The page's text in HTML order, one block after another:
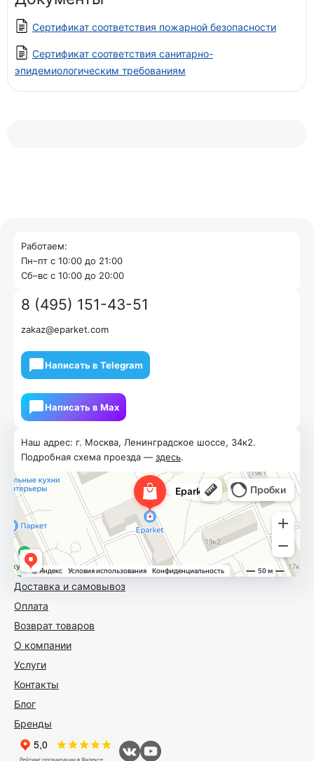
Сертификат соответствия пожарной безопасности
Сертификат соответствия санитарно-
эпидемиологическим требованиям
Доставка и самовывоз
Оплата
Возврат товаров
О компании
Услуги
Контакты
Блог
Бренды
Наш адрес: г. Москва, Ленинградское шоссе, 34к2.
Подробная схема проезда — здесь.
Работаем:
Пн–пт с 10:00 до 21:00
Cб–вс с 10:00 до 20:00
8 (495) 151-43-51
zakaz@eparket.com
Написать в Telegram
Написать в Мах